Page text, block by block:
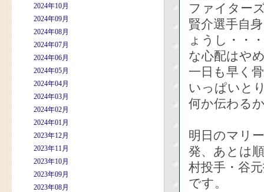
2024年10月
2024年09月
2024年08月
2024年07月
2024年06月
2024年05月
2024年04月
2024年03月
2024年02月
2024年01月
2023年12月
2023年11月
2023年10月
2023年09月
2023年08月
ファイター
賢介選手自
ょうし・・
な心配はや
一日も早く
いっぱいと
何か伝わる
明日のマリ
発、あとは
村投手・谷
です。